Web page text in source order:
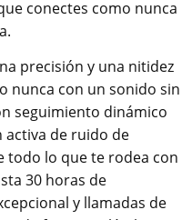
conectes como nunca
precisión y una nitidez
nunca con un sonido sin
seguimiento dinámico
activa de ruido de
todo lo que te rodea con
30 horas de
y llamadas de